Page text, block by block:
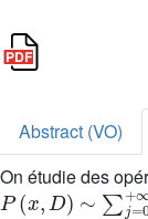
Abstract (VO)
On étudie des
P(x,D)∼∑j=0+∞